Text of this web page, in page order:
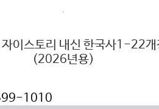
이스토리 내신 한국사1-22개
(2026년용)